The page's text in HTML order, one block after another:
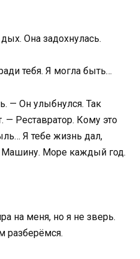
Она задохнулась.
тебя. Я могла быть…
— Он улыбнулся. Так
— Реставратор. Кому это
Я тебе жизнь дал,
Машину. Море каждый год.
на меня, но я не зверь.
разберёмся.